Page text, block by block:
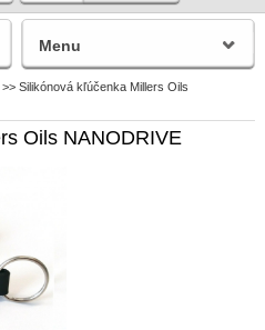
>> Silikónová kľúčenka Millers Oils
Oils NANODRIVE
Menu